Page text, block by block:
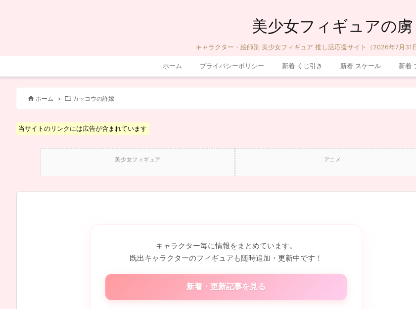
美少女フィギュアの虜
キャラクター・絵師別 美少女フィギュア 推し活応援サイト（2026年7月31
ホーム プライバシーポリシー 新着 くじ引き 新着 スケール 新着
 ホーム >  カッコウの許嫁
当サイトのリンクには広告が含まれています
美少女フィギュア アニメ
キャラクター毎に情報をまとめています。
既出キャラクターのフィギュアも随時追加・更新中です！
新着・更新記事を見る